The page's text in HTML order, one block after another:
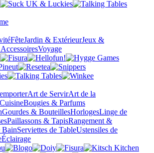
FêteJardin & ExtérieurJeux &
Voyage
Art de ServirArt de la
Bougies & Parfums
Gourdes & BouteillesHorlogesLinge de
Paillassons & TapisRangement &
BainServiettes de TableUstensiles de
Éclairage